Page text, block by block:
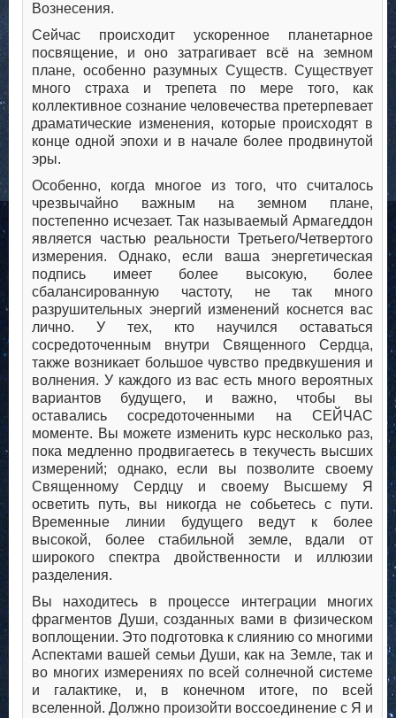
Вознесения.
Сейчас происходит ускоренное планетарное
посвящение, и оно затрагивает всё на земном
плане, особенно разумных Существ. Существует
много страха и трепета по мере того, как
коллективное сознание человечества претерпевает
драматические изменения, которые происходят в
конце одной эпохи и в начале более продвинутой
эры.
Особенно, когда многое из того, что считалось
чрезвычайно важным на земном плане,
постепенно исчезает. Так называемый Армагеддон
является частью реальности Третьего/Четвертого
измерения. Однако, если ваша энергетическая
подпись имеет более высокую, более
сбалансированную частоту, не так много
разрушительных энергий изменений коснется вас
лично. У тех, кто научился оставаться
сосредоточенным внутри Священного Сердца,
также возникает большое чувство предвкушения и
волнения. У каждого из вас есть много вероятных
вариантов будущего, и важно, чтобы вы
оставались сосредоточенными на СЕЙЧАС
моменте. Вы можете изменить курс несколько раз,
пока медленно продвигаетесь в текучесть высших
измерений; однако, если вы позволите своему
Священному Сердцу и своему Высшему Я
осветить путь, вы никогда не собьетесь с пути.
Временные линии будущего ведут к более
высокой, более стабильной земле, вдали от
широкого спектра двойственности и иллюзии
разделения.
Вы находитесь в процессе интеграции многих
фрагментов Души, созданных вами в физическом
воплощении. Это подготовка к слиянию со многими
Аспектами вашей семьи Души, как на Земле, так и
во многих измерениях по всей солнечной системе
и галактике, и, в конечном итоге, по всей
вселенной. Должно произойти воссоединение с Я и